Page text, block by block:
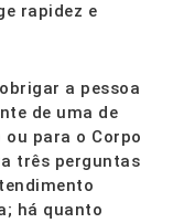
rapidez e
a pessoa
de uma de
para o Corpo
três perguntas
há quanto